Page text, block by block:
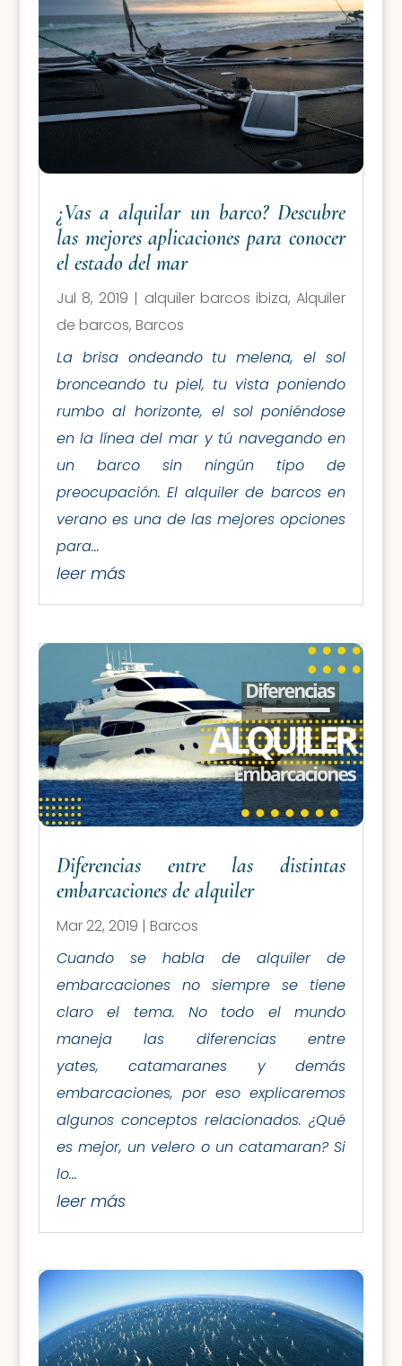
¿Vas a alquilar un barco? Descubre
las mejores aplicaciones para conocer
el estado del mar
Jul 8, 2019 | alquiler barcos ibiza,Alquiler
de barcos, Barcos
La brisa ondeando tu melena, el sol
bronceando tu piel, tu vista poniendo
rumbo al horizonte, el sol poniéndose
en la línea del mar y tú navegando en
un barco sin ningún tipo de
preocupación. El alquiler de barcos en
verano es una de las mejores opciones
para...
leer más
Diferencias entre las distintas
embarcaciones de alquiler
Mar 22, 2019 | Barcos
Cuando se habla de alquiler de
embarcaciones no siempre se tiene
claro el tema. No todo el mundo
maneja las diferencias entre
yates, catamaranes y demás
embarcaciones, por eso explicaremos
algunos conceptos relacionados. ¿Qué
es mejor, un velero o un catamaran? Si
lo...
leer más